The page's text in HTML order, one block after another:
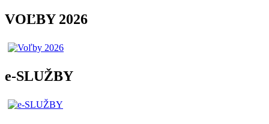
VOĽBY 2026
e-SLUŽBY